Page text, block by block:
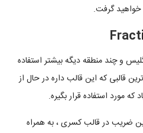
گرفت.
و چند منطقه دیگه بیشتر استفاده
قالبی که این قالب داره در حال از
مورد استفاده قرار بگیره.
این ضریب در قالب کسری ، به همراه